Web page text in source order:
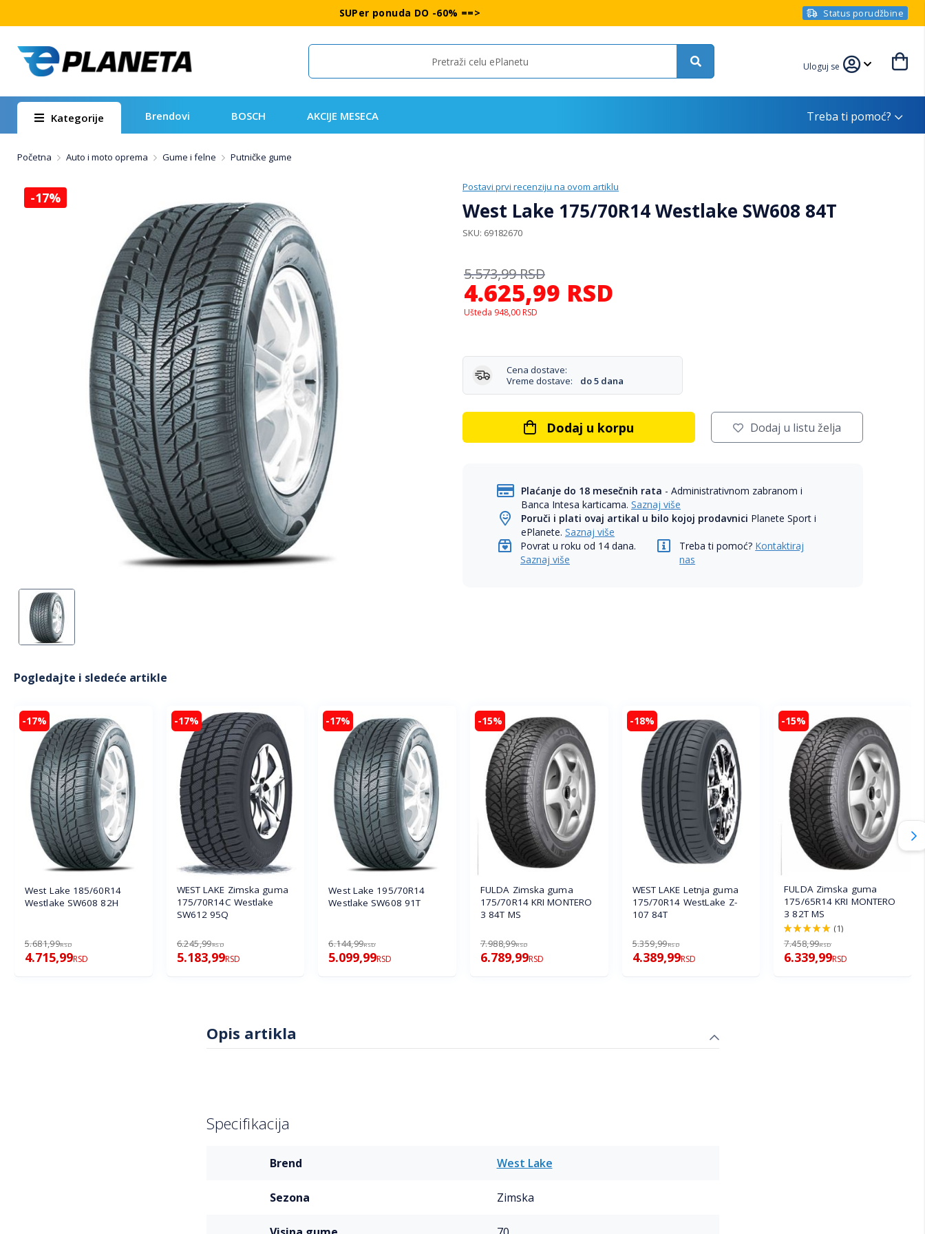
SUPer ponuda DO -60% ==> Status porudžbine
Search Uloguj se
Kategorije Brendovi BOSCH AKCIJE MESECA Treba ti pomoć?
Početna Auto i moto oprema Gume i felne Putničke gume
Postavi prvi recenziju na ovom artiklu
West Lake 175/70R14 Westlake SW608 84T
SKU 69182670
4.625,99 RSD
5.573,99RSD
Ušteda 948,00 RSD
Cena dostave:
Vreme dostave:
do 5 dana
Dodaj u korpu Dodaj u listu želja
Plaćanje do 18 mesečnih rata - Administrativnom zabranom i
Banca Intesa karticama.Saznaj više
Poruči i plati ovaj artikal u bilo kojoj prodavnici Planete Sport i
ePlanete.Saznaj više
Povrat u roku od 14 dana.
Saznaj više
Treba ti pomoć? Kontaktiraj
nas
-17%
Pogledajte i sledeće artikle
-17%
West Lake 185/60R14
Westlake SW608 82H
5.681,99RSD
4.715,99RSD
-17%
WEST LAKE Zimska guma
175/70R14C Westlake
SW612 95Q
6.245,99RSD
5.183,99RSD
-17%
West Lake 195/70R14
Westlake SW608 91T
6.144,99RSD
5.099,99RSD
-15%
FULDA Zimska guma
175/70R14 KRI MONTERO
3 84T MS
7.988,99RSD
6.789,99RSD
-18%
WEST LAKE Letnja guma
175/70R14 WestLake Z-
107 84T
5.359,99RSD
4.389,99RSD
-15%
FULDA Zimska guma
175/65R14 KRI MONTERO
3 82T MS
100%
(1)
7.458,99RSD
6.339,99RSD
Opis artikla
Specifikacija
brend West Lake
sezona Zimska